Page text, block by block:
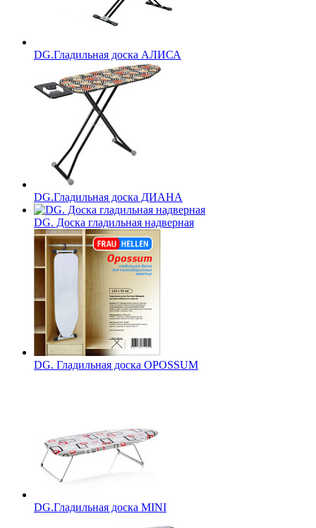
DG.Гладильная доска АЛИСА
DG.Гладильная доска ДИАНА
DG. Доска гладильная надверная
DG. Гладильная доска OPOSSUM
DG.Гладильная доска MINI